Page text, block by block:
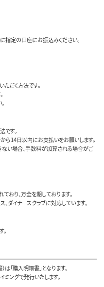
指定の口座にお振込みください。
だく方法です。
です。
ら14日以内にお支払いをお願いします。
い場合、手数料が加算される場合がご
おり、万全を期しております。
、ダイナースクラブに対応しています。
「購入明細書」となります。
ングで発行いたします。